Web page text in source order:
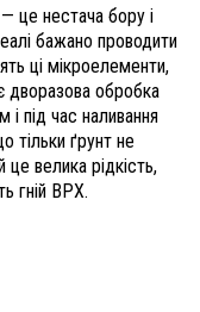
це нестача бору і
бажано проводити
ці мікроелементи,
дворазова обробка
і під час наливання
тільки ґрунт не
це велика рідкість,
гній ВРХ.